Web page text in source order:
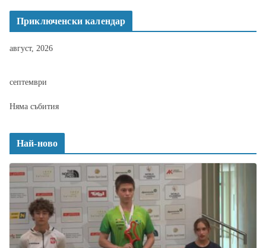
Приключенски календар
август, 2026
септември
Няма събития
Най-ново